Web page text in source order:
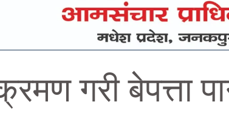
गरी बेपत्ता